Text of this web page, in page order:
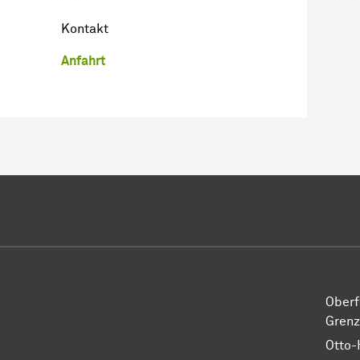
Kontakt
Anfahrt
Otto-